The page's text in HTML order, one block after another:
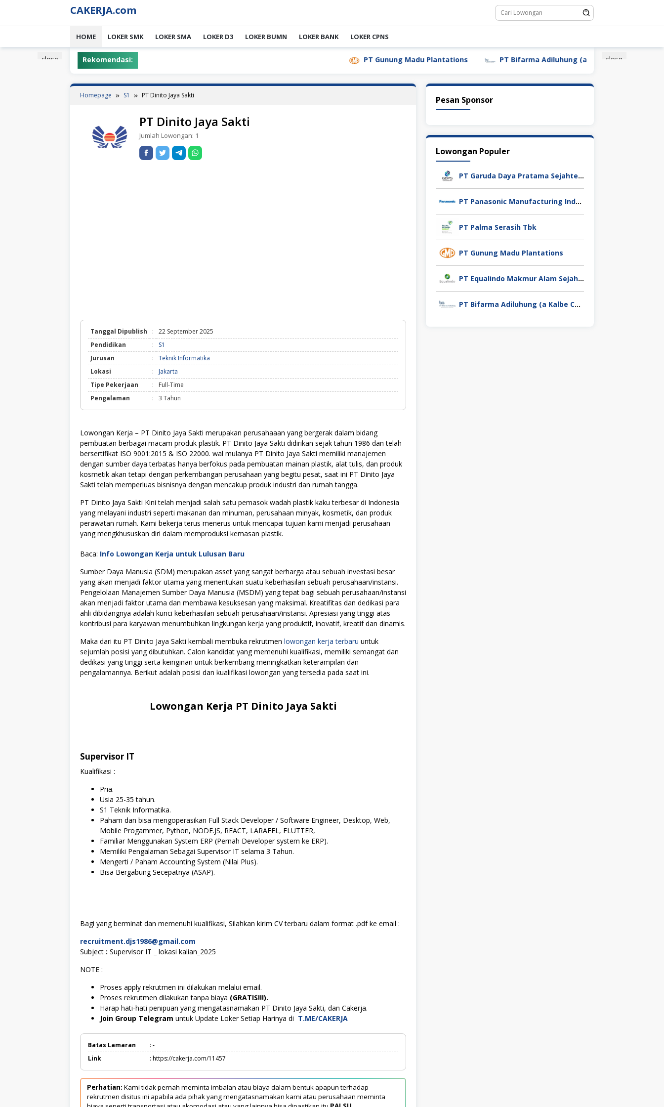
content
CAKERJA.com
HOME LOKER SMK LOKER SMA LOKER D3 LOKER BUMN LOKER BANK LOKER CPNS
close close
Rekomendasi: PT Gunung Madu Plantations PT Bifarma Adiluhung (a Kalbe Company)
Homepage S1 PT Dinito Jaya Sakti
PT Dinito Jaya Sakti
Jumlah Lowongan: 1
Tanggal Dipublish :
22 September 2025
Pendidikan
:
S1
Jurusan
:
Teknik Informatika
Lokasi
:
Jakarta
Tipe Pekerjaan
:
Full-Time
Pengalaman
: 3 Tahun
Lowongan Kerja – PT Dinito Jaya Sakti merupakan perusahaaan yang bergerak dalam bidang
pembuatan berbagai macam produk plastik. PT Dinito Jaya Sakti didirikan sejak tahun 1986 dan telah
bersertifikat ISO 9001:2015 & ISO 22000. wal mulanya PT Dinito Jaya Sakti memiliki manajemen
dengan sumber daya terbatas hanya berfokus pada pembuatan mainan plastik, alat tulis, dan produk
kosmetik akan tetapi dengan perkembangan perusahaan yang begitu pesat, saat ini PT Dinito Jaya
Sakti telah memperluas bisnisnya dengan mencakup produk industri dan rumah tangga.
PT Dinito Jaya Sakti Kini telah menjadi salah satu pemasok wadah plastik kaku terbesar di Indonesia
yang melayani industri seperti makanan dan minuman, perusahaan minyak, kosmetik, dan produk
perawatan rumah. Kami bekerja terus menerus untuk mencapai tujuan kami menjadi perusahaan
yang mengkhususkan diri dalam memproduksi kemasan plastik.
Baca: Info Lowongan Kerja untuk Lulusan Baru
Sumber Daya Manusia (SDM) merupakan asset yang sangat berharga atau sebuah investasi besar
yang akan menjadi faktor utama yang menentukan suatu keberhasilan sebuah perusahaan/instansi.
Pengelolaan Manajemen Sumber Daya Manusia (MSDM) yang tepat bagi sebuah perusahaan/instansi
akan menjadi faktor utama dan membawa kesuksesan yang maksimal. Kreatifitas dan dedikasi para
ahli dibidangnya adalah kunci keberhasilan sebuah perusahaan/instansi. Apresiasi yang tinggi atas
kontribusi para karyawan menumbuhkan lingkungan kerja yang produktif, inovatif, kreatif dan dinamis.
Maka dari itu PT Dinito Jaya Sakti kembali membuka rekrutmen lowongan kerja terbaru untuk
sejumlah posisi yang dibutuhkan. Calon kandidat yang memenuhi kualifikasi, memiliki semangat dan
dedikasi yang tinggi serta keinginan untuk berkembang meningkatkan keterampilan dan
pengalamannya. Berikut adalah posisi dan kualifikasi lowongan yang tersedia pada saat ini.
Lowongan Kerja PT Dinito Jaya Sakti
Supervisor IT
Kualifikasi :
Pria.
Usia 25-35 tahun.
S1 Teknik Informatika.
Paham dan bisa mengoperasikan Full Stack Developer / Software Engineer, Desktop, Web,
Mobile Progammer, Python, NODE.JS, REACT, LARAFEL, FLUTTER,
Familiar Menggunakan System ERP (Pernah Developer system ke ERP).
Memiliki Pengalaman Sebagai Supervisor IT selama 3 Tahun.
Mengerti / Paham Accounting System (Nilai Plus).
Bisa Bergabung Secepatnya (ASAP).
Bagi yang berminat dan memenuhi kualifikasi, Silahkan kirim CV terbaru dalam format .pdf ke email :
recruitment.djs1986@gmail.com
Subject : Supervisor IT _ lokasi kalian_2025
NOTE :
Proses apply rekrutmen ini dilakukan melalui email.
Proses rekrutmen dilakukan tanpa biaya (GRATIS!!!).
Harap hati-hati penipuan yang mengatasnamakan PT Dinito Jaya Sakti, dan Cakerja.
Join Group Telegram untuk Update Loker Setiap Harinya di T.ME/CAKERJA
Batas Lamaran
: -
Link
: https://cakerja.com/11457
Perhatian: Kami tidak pernah meminta imbalan atau biaya dalam bentuk apapun terhadap
rekrutmen disitus ini apabila ada pihak yang mengatasnamakan kami atau perusahaan meminta
Pesan Sponsor
Lowongan Populer
PT Garuda Daya Pratama Sejahtera
PT Panasonic Manufacturing Indonesia
PT Palma Serasih Tbk
PT Gunung Madu Plantations
PT Equalindo Makmur Alam Sejahtera (Equalindo Group)
PT Bifarma Adiluhung (a Kalbe Company)